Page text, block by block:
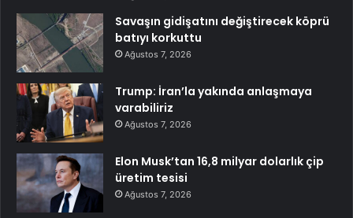
Savaşın gidişatını değiştirecek köprü
batıyı korkuttu
Ağustos 7, 2026
Trump: İran’la yakında anlaşmaya
varabiliriz
Ağustos 7, 2026
Elon Musk’tan 16,8 milyar dolarlık çip
üretim tesisi
Ağustos 7, 2026